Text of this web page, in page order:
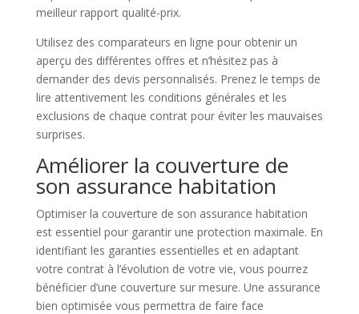
meilleur rapport qualité-prix.
Utilisez des comparateurs en ligne pour obtenir un
aperçu des différentes offres et n’hésitez pas à
demander des devis personnalisés. Prenez le temps de
lire attentivement les conditions générales et les
exclusions de chaque contrat pour éviter les mauvaises
surprises.
Améliorer la couverture de
son assurance habitation
Optimiser la couverture de son assurance habitation
est essentiel pour garantir une protection maximale. En
identifiant les garanties essentielles et en adaptant
votre contrat à l’évolution de votre vie, vous pourrez
bénéficier d’une couverture sur mesure. Une assurance
bien optimisée vous permettra de faire face